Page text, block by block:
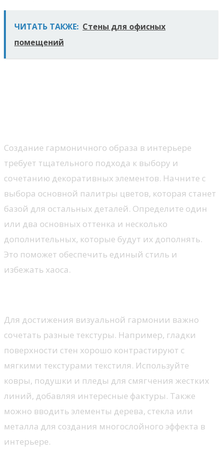
ЧИТАТЬ ТАКЖЕ: Стены для офисных
помещений
Создание гармоничного образа в интерьере
требует тщательного подхода к выбору и
сочетанию декоративных элементов. Начните с
выбора основной палитры цветов, которая станет
базой для остальных деталей. Определите один
или два основных оттенка и несколько
дополнительных, которые будут их дополнять.
Это поможет обеспечить единый стиль и
избежать хаоса.
Для достижения визуальной гармонии важно
сочетать разные текстуры. Например, гладки
поверхности стен хорошо контрастируют с
мягкими текстурами текстиля. Используйте
ковры, подушки и пледы для смягчения жестких
линий, добавляя интересные фактуры. Также
можно вводить элементы дерева, стекла или
металла для создания многослойного эффекта в
интерьере.